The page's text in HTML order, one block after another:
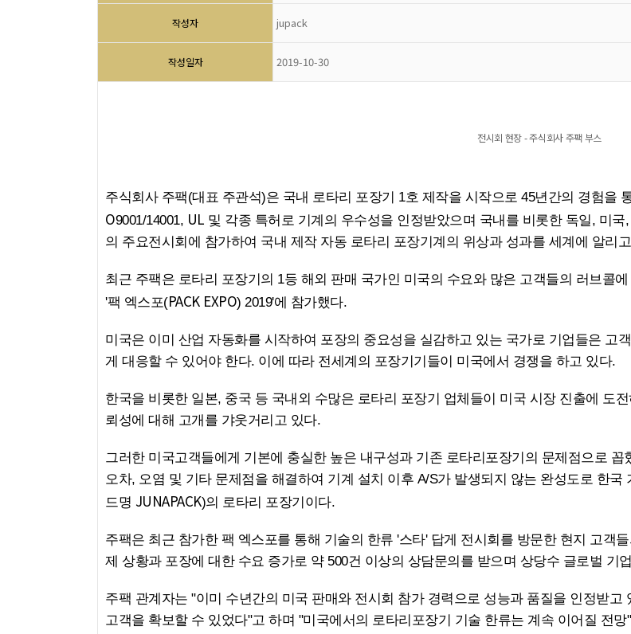
작성자 jupack
작성일자 2019-10-30
전시회 현장 - 주식회사 주팩 부스
주식회사 주팩(대표 주관석)은 국내 로타리 포장기 1호 제작을 시작으로 45년간의 경험을
O9001/14001, UL 및 각종 특허로 기계의 우수성을 인정받았으며 국내를 비롯한 독일, 미
의 주요전시회에 참가하여 국내 제작 자동 로타리 포장기계의 위상과 성과를 세계에 알리
최근 주팩은 로타리 포장기의 1등 해외 판매 국가인 미국의 수요와 많은 고객들의 러브콜
'팩 엑스포(PACK EXPO) 2019'에 참가했다.
미국은 이미 산업 자동화를 시작하여 포장의 중요성을 실감하고 있는 국가로 기업들은 고
게 대응할 수 있어야 한다. 이에 따라 전세계의 포장기기들이 미국에서 경쟁을 하고 있다.
한국을 비롯한 일본, 중국 등 국내외 수많은 로타리 포장기 업체들이 미국 시장 진출에 도
뢰성에 대해 고개를 갸웃거리고 있다.
그러한 미국고객들에게 기본에 충실한 높은 내구성과 기존 로타리포장기의 문제점으로
오차, 오염 및 기타 문제점을 해결하여 기계 설치 이후 A/S가 발생되지 않는 완성도로 한
드명 JUNAPACK)의 로타리 포장기이다.
주팩은 최근 참가한 팩 엑스포를 통해 기술의 한류 '스타' 답게 전시회를 방문한 현지 고객
제 상황과 포장에 대한 수요 증가로 약 500건 이상의 상담문의를 받으며 상당수 글로벌 기
주팩 관계자는 "이미 수년간의 미국 판매와 전시회 참가 경력으로 성능과 품질을 인정받
고객을 확보할 수 있었다"고 하며 "미국에서의 로타리포장기 기술 한류는 계속 이어질 전